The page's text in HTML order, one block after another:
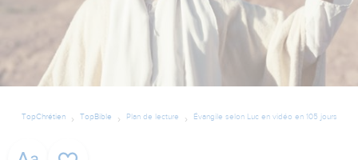
TopChrétien TopBible Plan de lecture Évangile selon Luc en vidéo en 105 jours